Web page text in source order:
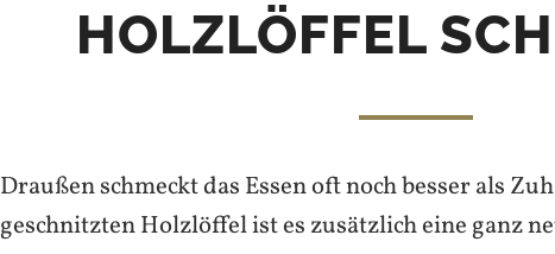
HOLZLÖFFEL
Draußen schmeckt das Essen oft noch besser als
geschnitzten Holzlöffel ist es zusätzlich eine ganz